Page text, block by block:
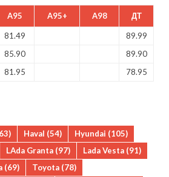
A95 A95+ A98 ДТ
81.49
89.99
85.90
89.90
81.95 78.95
Haval (54) Hyundai (105)
LAda Granta (97) Lada Vesta (91)
(69) Toyota (78)